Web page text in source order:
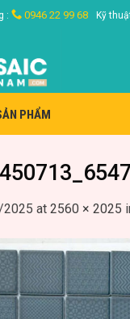
: 0946 22 99 68 Kỹ
PHẨM
at 2560 × 2025